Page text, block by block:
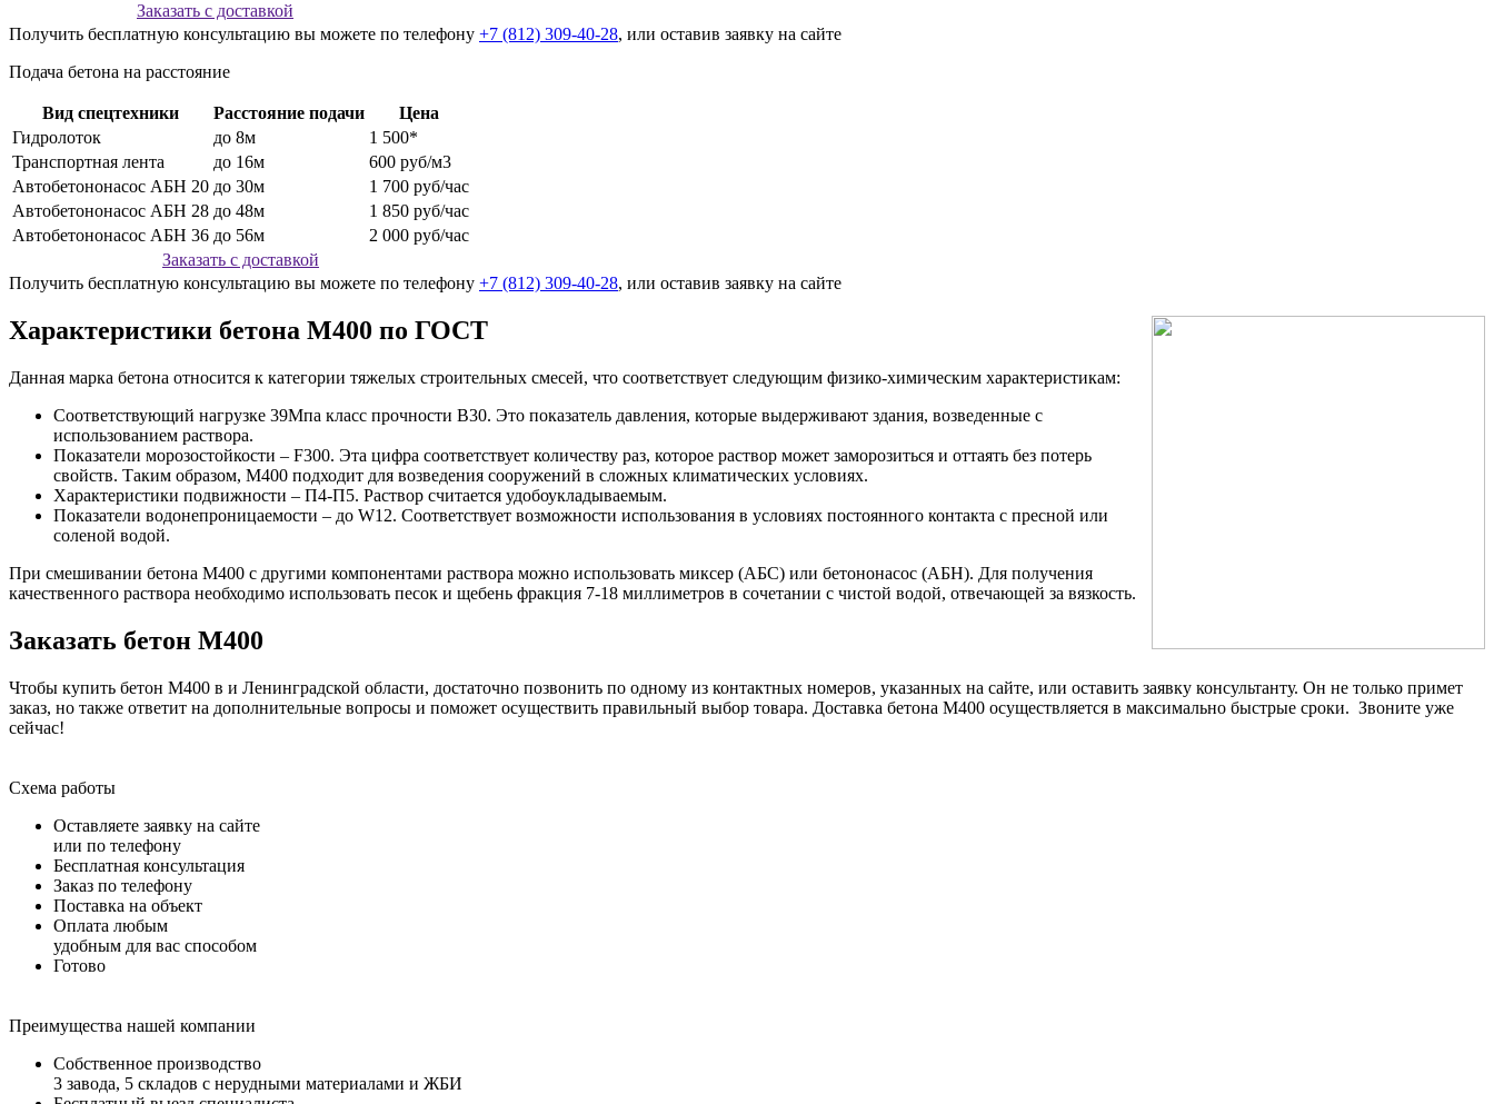
Заказать с доставкой
Получить бесплатную консультацию вы можете по телефону +7 (812) 309-40-28, или оставив заявку на сайте
Подача бетона на расстояние
Вид спецтехники Расстояние подачи
Цена
Гидролоток
до 8м
1 500*
Транспортная лента
до 16м
600 руб/м3
Автобетононасос АБН 20 до 30м
1 700 руб/час
Автобетононасос АБН 28 до 48м
1 850 руб/час
Автобетононасос АБН 36 до 56м
2 000 руб/час
Заказать с доставкой
Получить бесплатную консультацию вы можете по телефону +7 (812) 309-40-28, или оставив заявку на сайте
Характеристики бетона М400 по ГОСТ
Данная марка бетона относится к категории тяжелых строительных смесей, что соответствует следующим физико-химическим характеристикам:
Соответствующий нагрузке 39Мпа класс прочности B30. Это показатель давления, которые выдерживают здания, возведенные с
использованием раствора.
Показатели морозостойкости – F300. Эта цифра соответствует количеству раз, которое раствор может заморозиться и оттаять без потерь
свойств. Таким образом, М400 подходит для возведения сооружений в сложных климатических условиях.
Характеристики подвижности – П4-П5. Раствор считается удобоукладываемым.
Показатели водонепроницаемости – до W12. Соответствует возможности использования в условиях постоянного контакта с пресной или
соленой водой.
При смешивании бетона М400 с другими компонентами раствора можно использовать миксер (АБС) или бетононасос (АБН). Для получения
качественного раствора необходимо использовать песок и щебень фракция 7-18 миллиметров в сочетании с чистой водой, отвечающей за вязкость.
Заказать бетон М400
Чтобы купить бетон М400 в и Ленинградской области, достаточно позвонить по одному из контактных номеров, указанных на сайте, или оставить заявку консультанту. Он не только примет
заказ, но также ответит на дополнительные вопросы и поможет осуществить правильный выбор товара. Доставка бетона М400 осуществляется в максимально быстрые сроки. Звоните уже
сейчас!
Схема работы
Оставляете заявку на сайте
или по телефону
Бесплатная консультация
Заказ по телефону
Поставка на объект
Оплата любым
удобным для вас способом
Готово
Преимущества нашей компании
Собственное производство
3 завода, 5 складов с нерудными материалами и ЖБИ